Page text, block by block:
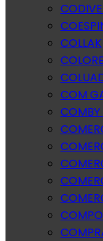
COLLAK
COM
COMBY